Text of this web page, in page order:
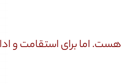
اما برای استقامت و